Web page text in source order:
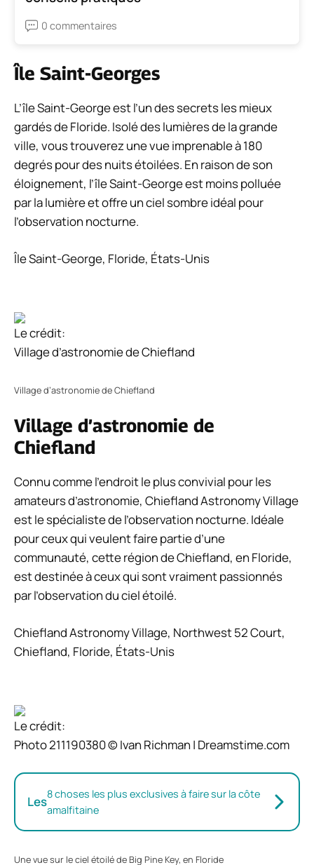
0 commentaires
Île Saint-Georges
L’île Saint-George est l’un des secrets les mieux
gardés de Floride. Isolé des lumières de la grande
ville, vous trouverez une vue imprenable à 180
degrés pour des nuits étoilées. En raison de son
éloignement, l’île Saint-George est moins polluée
par la lumière et offre un ciel sombre idéal pour
l’observation nocturne.
Île Saint-George, Floride, États-Unis
Le crédit:
Village d’astronomie de Chiefland
Village d’astronomie de Chiefland
Village d’astronomie de
Chiefland
Connu comme l’endroit le plus convivial pour les
amateurs d’astronomie, Chiefland Astronomy Village
est le spécialiste de l’observation nocturne. Idéale
pour ceux qui veulent faire partie d’une
communauté, cette région de Chiefland, en Floride,
est destinée à ceux qui sont vraiment passionnés
par l’observation du ciel étoilé.
Chiefland Astronomy Village, Northwest 52 Court,
Chiefland, Floride, États-Unis
Le crédit:
Photo 211190380 © Ivan Richman | Dreamstime.com
Les8 choses les plus exclusives à faire sur la côte
amalfitaine
Une vue sur le ciel étoilé de Big Pine Key, en Floride